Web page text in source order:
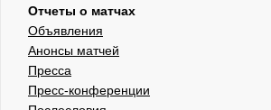
Отчеты о матчах
Объявления
Анонсы матчей
Пресса
Пресс-конференции